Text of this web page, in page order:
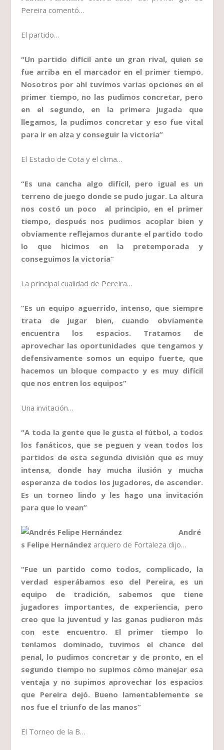
Pereira comentó…
El partido…
“Un partido difícil ante un gran rival, quien se
fue arriba en el marcador en el primer tiempo.
Nosotros por ahí tuvimos varias opciones en el
primer tiempo, no las pudimos concretar, pero
en el segundo, en la primera jugada que
llegamos, la pudimos concretar y eso fue vital
para ir en alza y conseguir la victoria”
El Estadio de Cota y el clima…
“Es una cancha algo difícil, pero igual es un
terreno de juego donde se pudo jugar. La altura
nos costó un poco al principio, en el primer
tiempo, después nos pudimos acoplar bien y
obviamente reflejamos durante el partido todo
lo que hicimos en la pretemporada y
conseguimos la victoria”
La principal cualidad de Pereira…
“Es un equipo aguerrido, intenso, que siempre
trata de jugar bien, cuando obviamente
encuentra los espacios. Tratamos de
aprovechar las oportunidades que tengamos y
defensivamente somos un equipo fuerte, que
hacemos un bloque compacto y es muy difícil
que nos entren los equipos”
Una invitación…
“A toda la gente que le gusta el fútbol, a todos
los fanáticos, que se peguen y vean todos los
partidos de esta segunda división que es muy
intensa, donde hay mucha ilusión y mucha
esperanza de todos los jugadores, de ascender.
Es un torneo lindo y les hago una invitación
para que lo vean”
André
s Felipe Hernández arquero de Fortaleza dijo…
“Fue un partido como todos, complicado, la
verdad esperábamos eso del Pereira, es un
equipo de tradición, sabemos que tiene
jugadores importantes, de experiencia, pero
creo que la juventud y las ganas pudieron más
con este encuentro. El primer tiempo lo
teníamos dominado, tuvimos el chance del
penal, lo pudimos concretar y de pronto, en el
segundo tiempo no supimos cómo manejar esa
ventaja y no supimos aprovechar los espacios
que Pereira dejó. Bueno lamentablemente se
nos fue el triunfo de las manos”
El Torneo de la B…